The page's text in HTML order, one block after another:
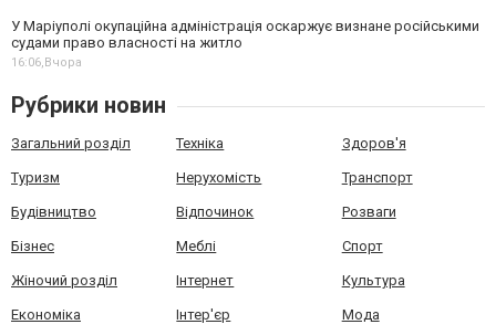
У Маріуполі окупаційна адміністрація оскаржує визнане російськими
судами право власності на житло
16:06,Вчора
Рубрики новин
Загальний розділ Техніка Здоров'я
Туризм Нерухомість Транспорт
Будівництво Відпочинок Розваги
Бізнес Меблі Спорт
Жіночий розділ Інтернет Культура
Економіка Інтер'єр Мода